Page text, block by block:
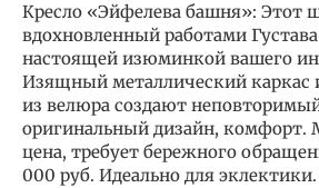
Кресло «Эйфелева башня»: Этот
вдохновленный работами
настоящей изюминкой вашего
Изящный металлический каркас
из велюра создают
оригинальный дизайн, комфорт.
цена, требует бережного
000 руб. Идеально для эклектики.